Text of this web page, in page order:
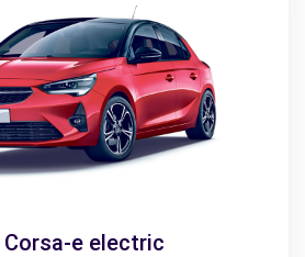
Corsa-e electric